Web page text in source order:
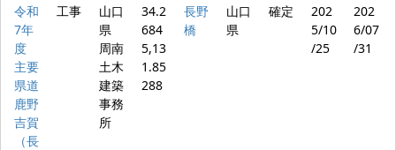
令和
7年
度
主要
県道
鹿野
吉賀
（長
工事
山口
県
周南
土木
建築
事務
所
34.2
684
5,13
1.85
288
長野
橋
山口
県
確定
202
5/10
/25
202
6/07
/31